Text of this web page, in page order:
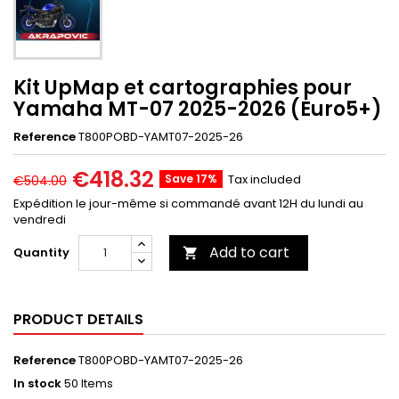
Kit UpMap et cartographies pour
Yamaha MT-07 2025-2026 (Euro5+)
ReferenceT800POBD-YAMT07-2025-26
€504.00 €418.32 Save 17%
Tax included
Expédition le jour-même si commandé avant 12H du lundi au
vendredi
Quantity
 Add to cart
PRODUCT DETAILS
ReferenceT800POBD-YAMT07-2025-26
In stock50 Items